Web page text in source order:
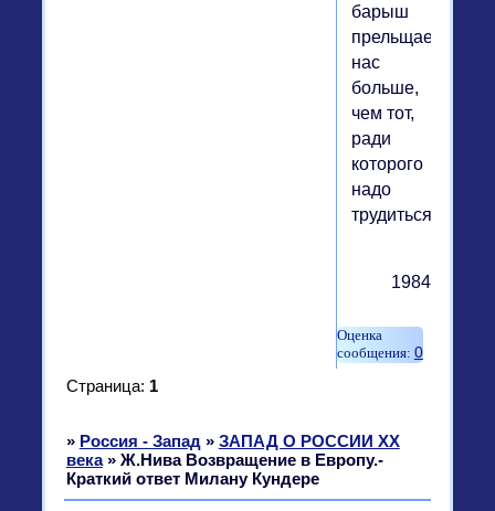
барыш
прельщает
нас
больше,
чем тот,
ради
которого
надо
трудиться?"
1984
0
Страница: 1
» Россия - Запад » ЗАПАД О РОССИИ XX
века » Ж.Нива Возвращение в Европу.-
Краткий ответ Милану Кундере